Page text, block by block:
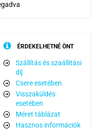
ÉRDEKELHETNÉ ÖNT
Szállítás és szaállítási
díj
Csere esetében
Visszaküldés
esetében
Méret táblázat
Hasznos információk